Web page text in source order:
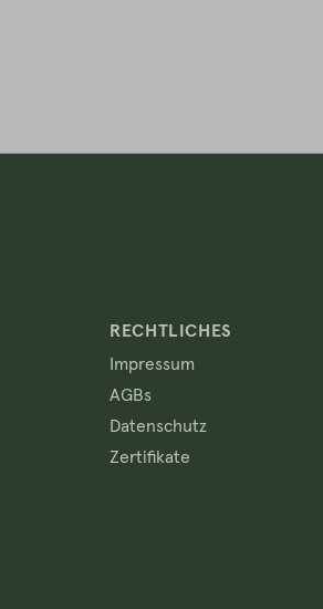
RECHTLICHES
Impressum
AGBs
Datenschutz
Zertifikate